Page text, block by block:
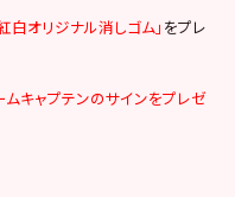
白オリジナル消しゴム」 をプレ
キャプテンのサインをプレゼ